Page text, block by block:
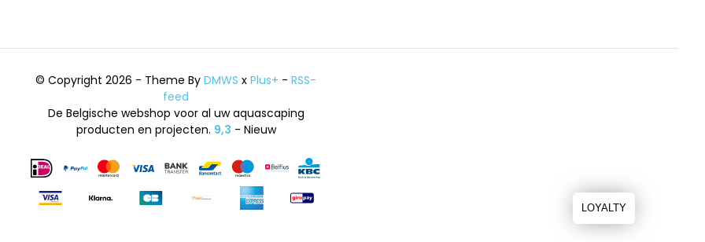
© Copyright 2026 - Theme ByDMWS xPlus+ -RSS-
feed
De Belgische webshop voor al uw aquascaping
producten en projecten. 9,3 - Nieuw
LOYALTY